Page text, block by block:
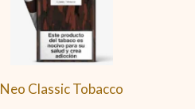
Neo Classic Tobacco
cantidad